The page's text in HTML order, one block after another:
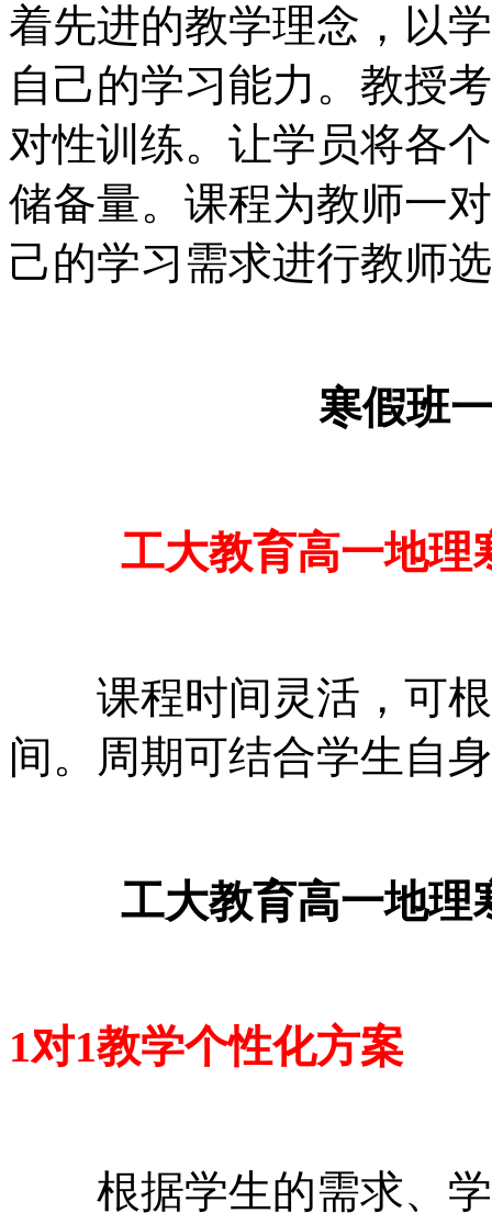
着先进的教学理念，以
自己的学习能力。教授
对性训练。让学员将各
储备量。课程为教师一
己的学习需求进行教师
寒假班
工大教育高一地理
课程时间灵活，可根
间。周期可结合学生自
工大教育高一地理
1对1教学个性化方案
根据学生的需求、学